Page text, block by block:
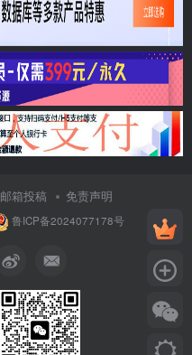
邮箱投稿 免责声明
鲁ICP备2024077178号